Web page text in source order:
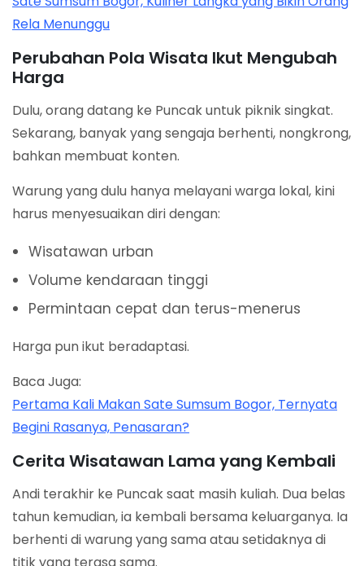
Rela Menunggu
Perubahan Pola Wisata Ikut Mengubah
Harga
Dulu, orang datang ke Puncak untuk piknik singkat.
Sekarang, banyak yang sengaja berhenti, nongkrong,
bahkan membuat konten.
Warung yang dulu hanya melayani warga lokal, kini
harus menyesuaikan diri dengan:
Wisatawan urban
Volume kendaraan tinggi
Permintaan cepat dan terus-menerus
Harga pun ikut beradaptasi.
Baca Juga:
Pertama Kali Makan Sate Sumsum Bogor, Ternyata
Begini Rasanya, Penasaran?
Cerita Wisatawan Lama yang Kembali
Andi terakhir ke Puncak saat masih kuliah. Dua belas
tahun kemudian, ia kembali bersama keluarganya. Ia
berhenti di warung yang sama atau setidaknya di